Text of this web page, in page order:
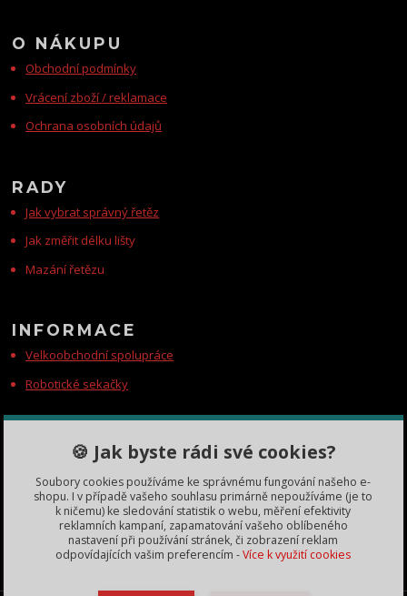
O NÁKUPU
Obchodní podmínky
Vrácení zboží / reklamace
Ochrana osobních údajů
RADY
Jak vybrat správný řetěz
Jak změřit délku lišty
Mazání řetězu
INFORMACE
Velkoobchodní spolupráce
Robotické sekačky
KONTAKTY
Zákaznická podpora
+420 735 060 350
(Po-Čt, 8-11, 13-15 hod.)
dobryden@baribalobchod.cz
🍪 Jak byste rádi své cookies?
Soubory cookies používáme ke správnému fungování našeho e-
shopu. I v případě vašeho souhlasu primárně nepoužíváme (je to
k ničemu) ke sledování statistik o webu, měření efektivity
reklamních kampaní, zapamatování vašeho oblíbeného
nastavení při používání stránek, či zobrazení reklam
odpovídajících vašim preferencím -Více k využití cookies